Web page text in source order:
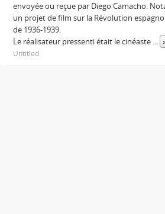
envoyée ou reçue par Diego Camacho.
un projet de film sur la Révolution
de 1936-1939.
Le réalisateur pressenti était le cinéaste ...
Untitled